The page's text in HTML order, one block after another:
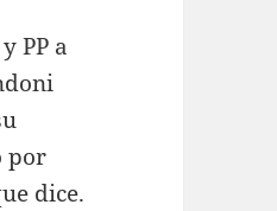
PP a
por
dice.